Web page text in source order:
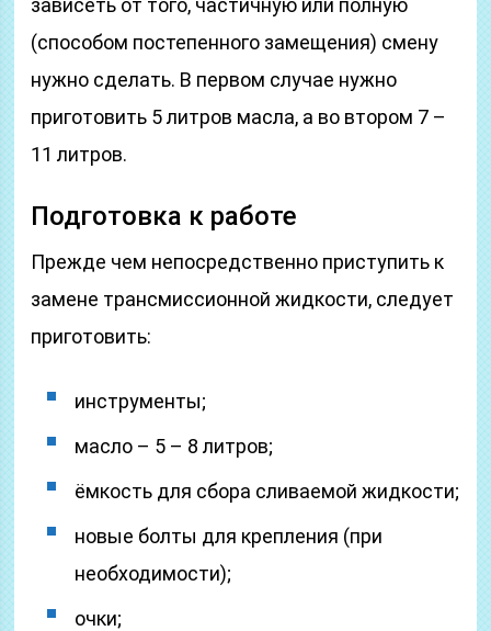
зависеть от того, частичную или полную
(способом постепенного замещения) смену
нужно сделать. В первом случае нужно
приготовить 5 литров масла, а во втором 7 –
11 литров.
Подготовка к работе
Прежде чем непосредственно приступить к
замене трансмиссионной жидкости, следует
приготовить:
инструменты;
масло – 5 – 8 литров;
ёмкость для сбора сливаемой жидкости;
новые болты для крепления (при
необходимости);
очки;